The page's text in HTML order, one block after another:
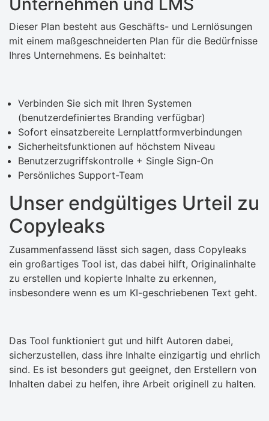
Unternehmen und LMS
Dieser Plan besteht aus Geschäfts- und Lernlösungen
mit einem maßgeschneiderten Plan für die Bedürfnisse
Ihres Unternehmens. Es beinhaltet:
Verbinden Sie sich mit Ihren Systemen
(benutzerdefiniertes Branding verfügbar)
Sofort einsatzbereite Lernplattformverbindungen
Sicherheitsfunktionen auf höchstem Niveau
Benutzerzugriffskontrolle + Single Sign-On
Persönliches Support-Team
Unser endgültiges Urteil zu
Copyleaks
Zusammenfassend lässt sich sagen, dass Copyleaks
ein großartiges Tool ist, das dabei hilft, Originalinhalte
zu erstellen und kopierte Inhalte zu erkennen,
insbesondere wenn es um KI-geschriebenen Text geht.
Das Tool funktioniert gut und hilft Autoren dabei,
sicherzustellen, dass ihre Inhalte einzigartig und ehrlich
sind. Es ist besonders gut geeignet, den Erstellern von
Inhalten dabei zu helfen, ihre Arbeit originell zu halten.